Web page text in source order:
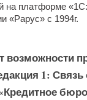
на платформе
«Рарус» с 1994г.
возможности
1: Связь